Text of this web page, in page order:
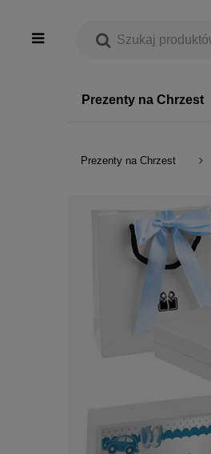
Prezenty na Chrzest
Prezenty na Chrzest